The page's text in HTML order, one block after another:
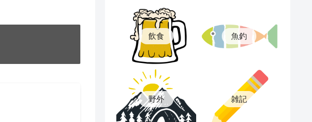
飲食 魚釣
野外 雑記